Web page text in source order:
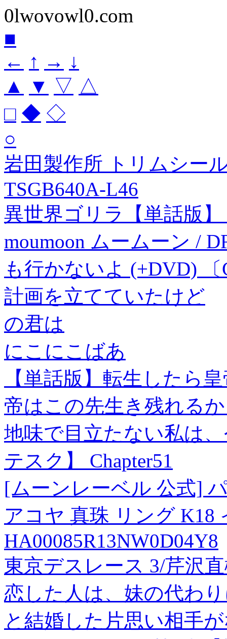
0lwovowl0.com
■
← ↑ → ↓
▲
▼ ▽ △
□ ◆ ◇
○
岩田製作所 トリムシー
TSGB640A-L46
異世界ゴリラ【単話版】
moumoon ムームーン /
も行かないよ (+DVD)
計画を立てていたけど
の君は
にこにこばあ
【単話版】転生したら
帝はこの先生き残れる
地味で目立たない私は
テスク】 Chapter51
[ムーンレーベル 公式]
アコヤ 真珠 リング K18
HA00085R13NW0D04Y8
東京デスレース 3/芹沢
恋した人は、妹の代わ
と結婚した片思い相手